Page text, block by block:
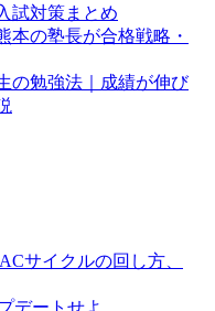
試対策まとめ
本の塾長が合格戦略・
の勉強法｜成績が伸び
サイクルの回し方、
デートせよ